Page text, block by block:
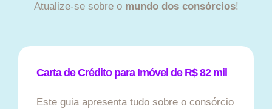
Atualize-se sobre o mundo dos consórcios!
Carta de Crédito para Imóvel de R$ 82 mil
Este guia apresenta tudo sobre o consórcio